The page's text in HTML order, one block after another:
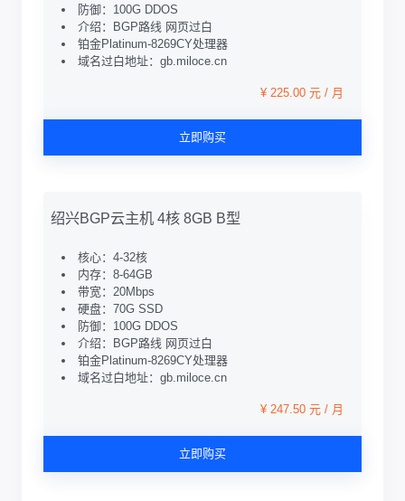
防御：100G DDOS
介绍：BGP路线 网页过白
铂金Platinum-8269CY处理器
域名过白地址：gb.miloce.cn
¥ 225.00 元 / 月
立即购买
绍兴BGP云主机 4核 8GB B型
核心：4-32核
内存：8-64GB
带宽：20Mbps
硬盘：70G SSD
防御：100G DDOS
介绍：BGP路线 网页过白
铂金Platinum-8269CY处理器
域名过白地址：gb.miloce.cn
¥ 247.50 元 / 月
立即购买